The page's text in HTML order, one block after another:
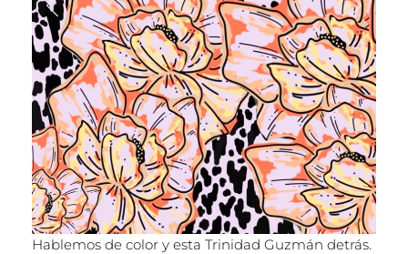
Hablemos de color y esta Trinidad Guzmán detrás.